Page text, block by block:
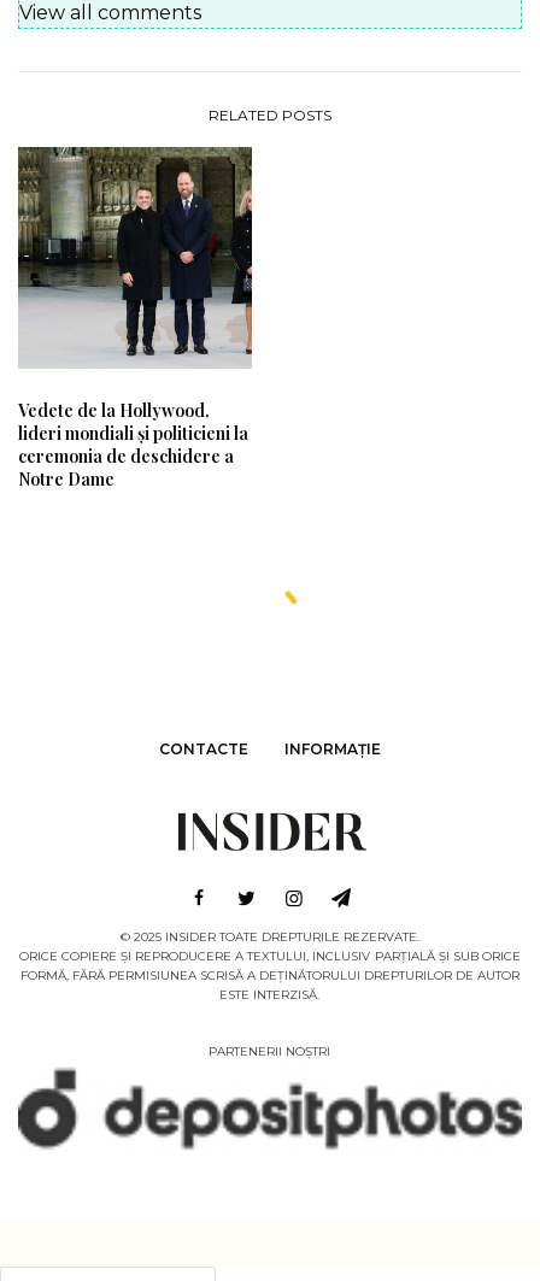
View all comments
RELATED POSTS
Vedete de la Hollywood,
lideri mondiali și politicieni la
ceremonia de deschidere a
Notre Dame
CONTACTE INFORMAȚIE
© 2025 INSIDER TOATE DREPTURILE REZERVATE.
ORICE COPIERE ȘI REPRODUCERE A TEXTULUI, INCLUSIV PARȚIALĂ ȘI SUB ORICE
FORMĂ, FĂRĂ PERMISIUNEA SCRISĂ A DEȚINĂTORULUI DREPTURILOR DE AUTOR
ESTE INTERZISĂ.
PARTENERII NOȘTRI